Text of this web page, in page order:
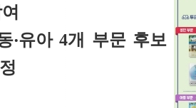
‧유아 4개 부문 후보